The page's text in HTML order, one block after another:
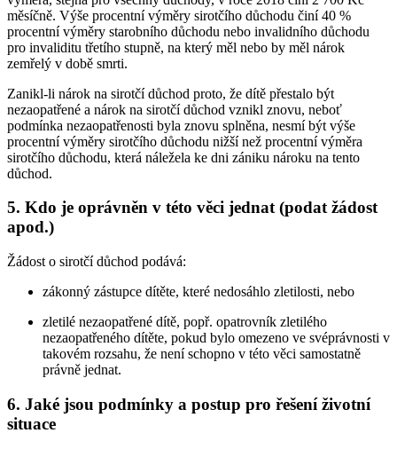
měsíčně. Výše procentní výměry sirotčího důchodu činí 40 %
procentní výměry starobního důchodu nebo invalidního důchodu
pro invaliditu třetího stupně, na který měl nebo by měl nárok
zemřelý v době smrti.
Zanikl-li nárok na sirotčí důchod proto, že dítě přestalo být
nezaopatřené a nárok na sirotčí důchod vznikl znovu, neboť
podmínka nezaopatřenosti byla znovu splněna, nesmí být výše
procentní výměry sirotčího důchodu nižší než procentní výměra
sirotčího důchodu, která náležela ke dni zániku nároku na tento
důchod.
5. Kdo je oprávněn v této věci jednat (podat žádost
apod.)
Žádost o sirotčí důchod podává:
zákonný zástupce dítěte, které nedosáhlo zletilosti, nebo
zletilé nezaopatřené dítě, popř. opatrovník zletilého
nezaopatřeného dítěte, pokud bylo omezeno ve svéprávnosti v
takovém rozsahu, že není schopno v této věci samostatně
právně jednat.
6. Jaké jsou podmínky a postup pro řešení životní
situace